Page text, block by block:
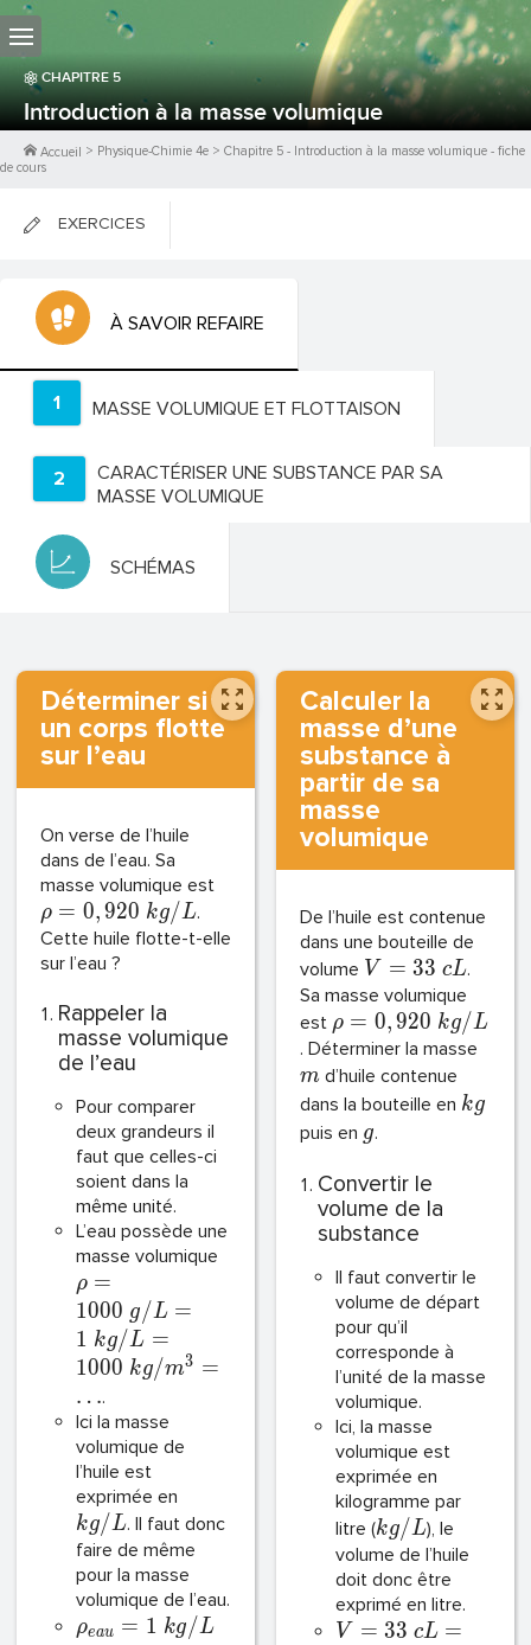
CHAPITRE 5
Introduction à la masse volumique
Accueil > Physique-Chimie 4e > Chapitre 5 - Introduction à la masse volumique - fiche
de cours
EXERCICES
FICHES DE COURS
À SAVOIR REFAIRE
1 MASSE VOLUMIQUE ET FLOTTAISON
2
CARACTÉRISER UNE SUBSTANCE PAR SA
MASSE VOLUMIQUE
SCHÉMAS
Déterminer si
un corps flotte
sur l’eau
On verse de l’huile
dans de l’eau. Sa
masse volumique est
ρ = 0,920 kg/L.
Cette huile flotte-t-elle
sur l’eau ?
Rappeler la
masse volumique
de l’eau
Pour comparer
deux grandeurs il
faut que celles-ci
soient dans la
même unité.
L’eau possède une
masse volumique
ρ =
1000 g/L =
1 kg/L =
1000 kg/m3 =
….
Ici la masse
volumique de
l’huile est
exprimée en
kg/L. Il faut donc
faire de même
pour la masse
volumique de l’eau.
ρeau = 1 kg/L
Calculer la
masse d’une
substance à
partir de sa
masse
volumique
De l’huile est contenue
dans une bouteille de
volume V = 33 cL.
Sa masse volumique
est ρ = 0,920 kg/L
. Déterminer la masse
m d’huile contenue
dans la bouteille en kg
puis en g.
Convertir le
volume de la
substance
Il faut convertir le
volume de départ
pour qu’il
corresponde à
l’unité de la masse
volumique.
Ici, la masse
volumique est
exprimée en
kilogramme par
litre (kg/L), le
volume de l’huile
doit donc être
exprimé en litre.
V = 33 cL =